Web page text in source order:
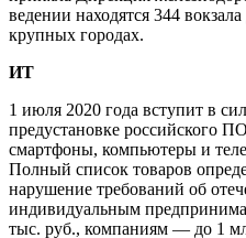
ведении находятся 344
крупных городах.
ИT
1 июля 2020 года вступит в
предустановке российского
смартфоны, компьютеры и
Полный список товаров
нарушение требований об
индивидуальным
тыс. руб., компаниям — до 1